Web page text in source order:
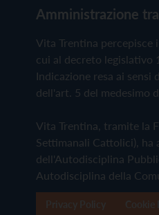
Amministrazione
Vita Trentina
cui al decreto legislativo
Indicazione resa ai sensi
dell'art. 5 del medesimo
Vita Trentina, tramite la
Settimanali Cattolici),
dell'Autodisciplina
Autodisciplina della